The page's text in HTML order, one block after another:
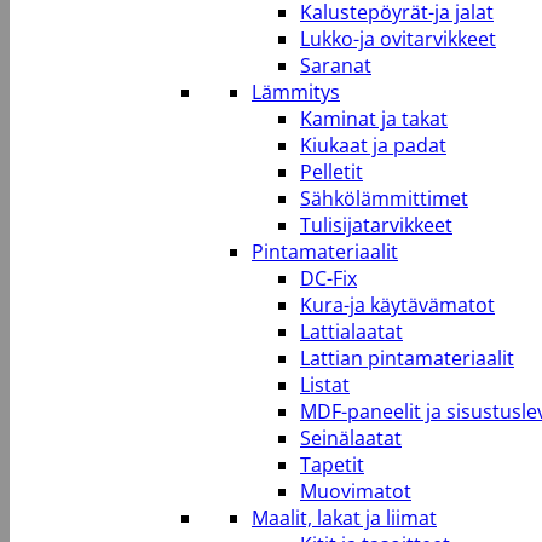
Kalustepöyrät-ja jalat
Lukko-ja ovitarvikkeet
Saranat
Lämmitys
Kaminat ja takat
Kiukaat ja padat
Pelletit
Sähkölämmittimet
Tulisijatarvikkeet
Pintamateriaalit
DC-Fix
Kura-ja käytävämatot
Lattialaatat
Lattian pintamateriaalit
Listat
MDF-paneelit ja
Seinälaatat
Tapetit
Muovimatot
Maalit, lakat ja liimat